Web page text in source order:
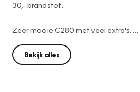
30,- brandstof...
Zeer mooie C280 met veel extra's.
Deze Mercedes valt onder de
weinig bijtellen en toch goed rijden!!
Bekijk alles